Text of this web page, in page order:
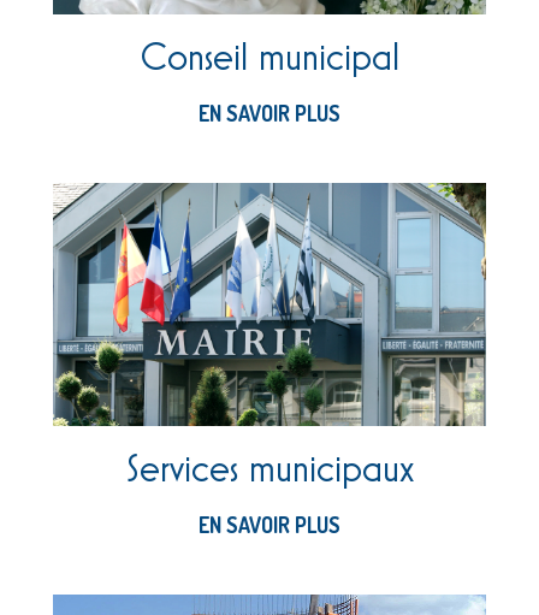
Conseil municipal
EN SAVOIR PLUS
Services municipaux
EN SAVOIR PLUS